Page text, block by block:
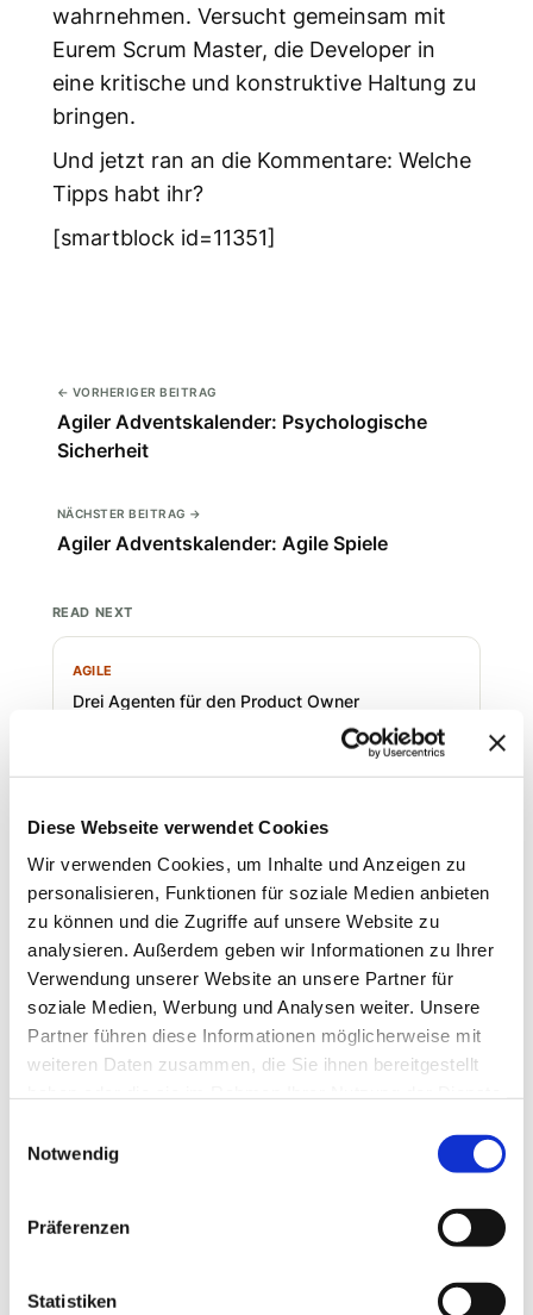
Diese Webseite verwendet Cookies
Wir verwenden Cookies, um Inhalte und Anzeigen zu
personalisieren, Funktionen für soziale Medien anbieten
zu können und die Zugriffe auf unsere Website zu
analysieren. Außerdem geben wir Informationen zu Ihrer
Verwendung unserer Website an unsere Partner für
soziale Medien, Werbung und Analysen weiter. Unsere
Partner führen diese Informationen möglicherweise mit
weiteren Daten zusammen, die Sie ihnen bereitgestellt
Notwendig
Präferenzen
Statistiken
wahrnehmen. Versucht gemeinsam mit
Eurem Scrum Master, die Developer in
eine kritische und konstruktive Haltung zu
bringen.
Und jetzt ran an die Kommentare: Welche
Tipps habt ihr?
[smartblock id=11351]
← VORHERIGER BEITRAG
Agiler Adventskalender: Psychologische
Sicherheit
NÄCHSTER BEITRAG →
Agiler Adventskalender: Agile Spiele
READ NEXT
AGILE
Drei Agenten für den Product Owner
AGILE
AGILE
Warum Scrum Master und Agile Coaches von
Tech Know-how profitieren
Stay in the loop Newsletter abonnieren →
Das Agile-Nachschlagewerk unserer Agile Community